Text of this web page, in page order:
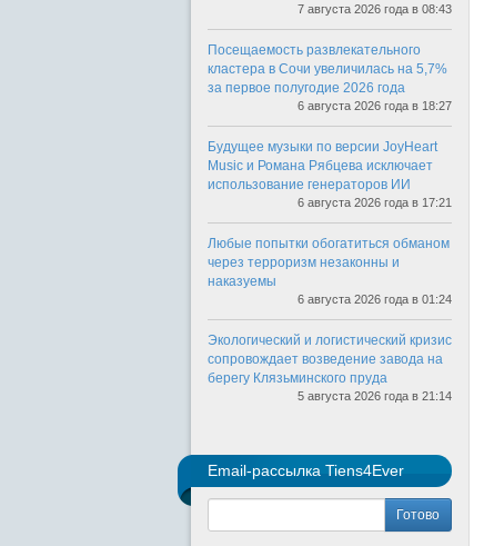
7 августа 2026 года в 08:43
Посещаемость развлекательного
кластера в Сочи увеличилась на 5,7%
за первое полугодие 2026 года
6 августа 2026 года в 18:27
Будущее музыки по версии JoyHeart
Music и Романа Рябцева исключает
использование генераторов ИИ
6 августа 2026 года в 17:21
Любые попытки обогатиться обманом
через терроризм незаконны и
наказуемы
6 августа 2026 года в 01:24
Экологический и логистический кризис
сопровождает возведение завода на
берегу Клязьминского пруда
5 августа 2026 года в 21:14
Email-рассылка Tiens4Ever
Готово